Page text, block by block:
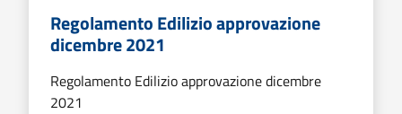
Regolamento Edilizio approvazione
dicembre 2021
Regolamento Edilizio approvazione dicembre
2021